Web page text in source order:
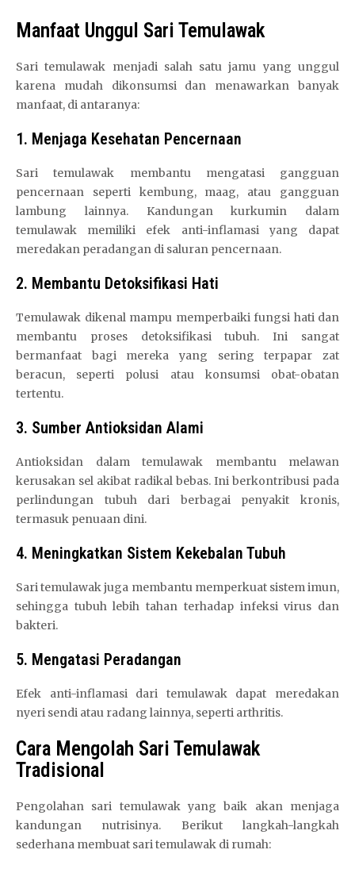
Manfaat Unggul Sari Temulawak
Sari temulawak menjadi salah satu jamu yang unggul
karena mudah dikonsumsi dan menawarkan banyak
manfaat, di antaranya:
1. Menjaga Kesehatan Pencernaan
Sari temulawak membantu mengatasi gangguan
pencernaan seperti kembung, maag, atau gangguan
lambung lainnya. Kandungan kurkumin dalam
temulawak memiliki efek anti-inflamasi yang dapat
meredakan peradangan di saluran pencernaan.
2. Membantu Detoksifikasi Hati
Temulawak dikenal mampu memperbaiki fungsi hati dan
membantu proses detoksifikasi tubuh. Ini sangat
bermanfaat bagi mereka yang sering terpapar zat
beracun, seperti polusi atau konsumsi obat-obatan
tertentu.
3. Sumber Antioksidan Alami
Antioksidan dalam temulawak membantu melawan
kerusakan sel akibat radikal bebas. Ini berkontribusi pada
perlindungan tubuh dari berbagai penyakit kronis,
termasuk penuaan dini.
4. Meningkatkan Sistem Kekebalan Tubuh
Sari temulawak juga membantu memperkuat sistem imun,
sehingga tubuh lebih tahan terhadap infeksi virus dan
bakteri.
5. Mengatasi Peradangan
Efek anti-inflamasi dari temulawak dapat meredakan
nyeri sendi atau radang lainnya, seperti arthritis.
Cara Mengolah Sari Temulawak
Tradisional
Pengolahan sari temulawak yang baik akan menjaga
kandungan nutrisinya. Berikut langkah-langkah
sederhana membuat sari temulawak di rumah: